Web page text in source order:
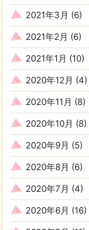
2021年3月 (6)
2021年2月 (6)
2021年1月 (10)
2020年12月 (4)
2020年11月 (8)
2020年10月 (8)
2020年9月 (5)
2020年8月 (6)
2020年7月 (4)
2020年6月 (16)